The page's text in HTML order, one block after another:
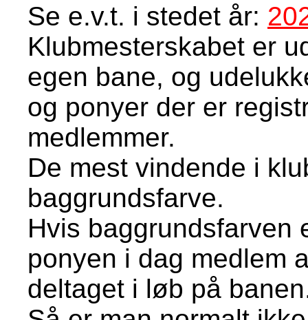
Se e.v.t. i stedet år:
Klubmesterskabet er
egen bane, og
og ponyer der er
medlemmer.
De mest vindende i
baggrundsfarve.
Hvis baggrundsfarven
ponyen i dag medlem
deltaget i løb på